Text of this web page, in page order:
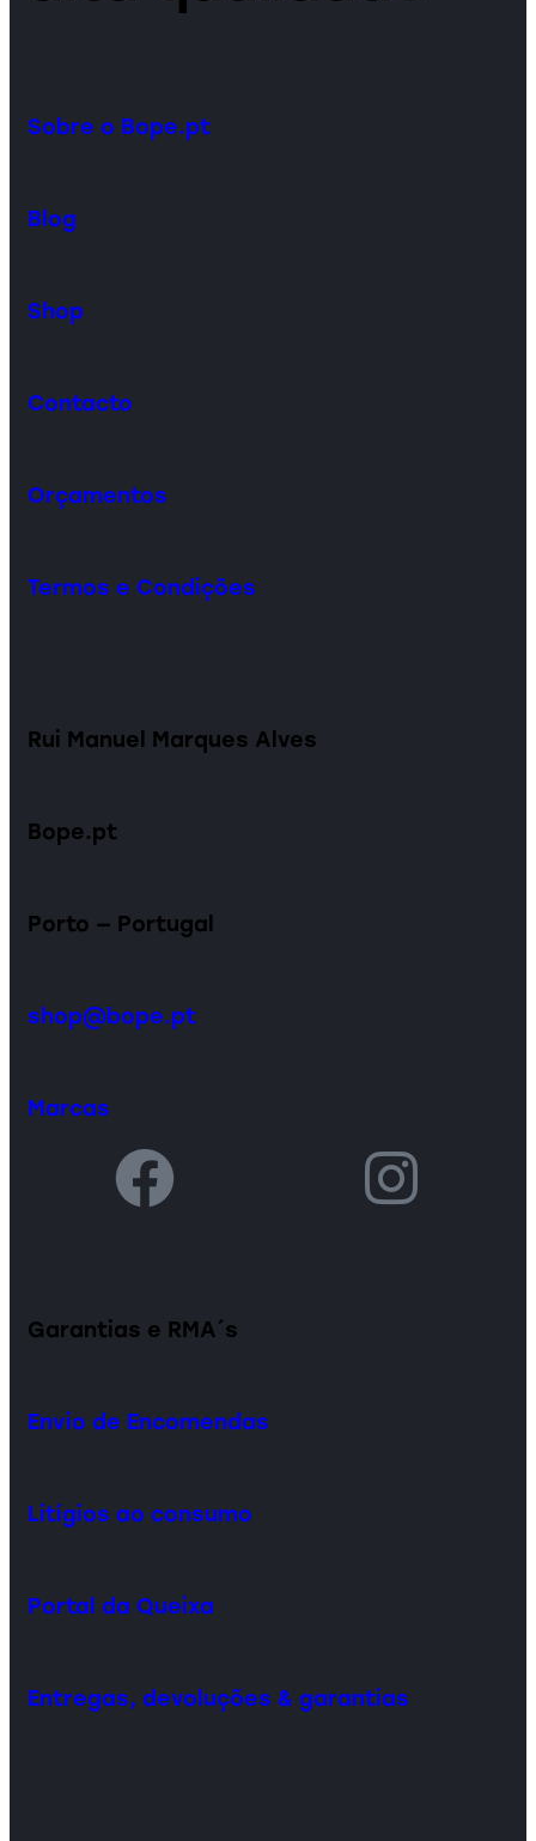
Sobre o Bope.pt
Blog
Shop
Contacto
Orçamentos
Termos e Condições
Rui Manuel Marques Alves
Bope.pt
Porto — Portugal
shop@bope.pt
Marcas
Garantias e RMA´s
Envio de Encomendas
Litígios ao consumo
Portal da Queixa
Entregas, devoluções & garantias